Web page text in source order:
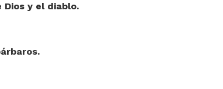
y el diablo.